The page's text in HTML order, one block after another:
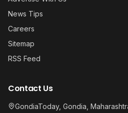
News Tips
Careers
Sitemap
RSS Feed
Contact Us
GondiaToday, Gondia,